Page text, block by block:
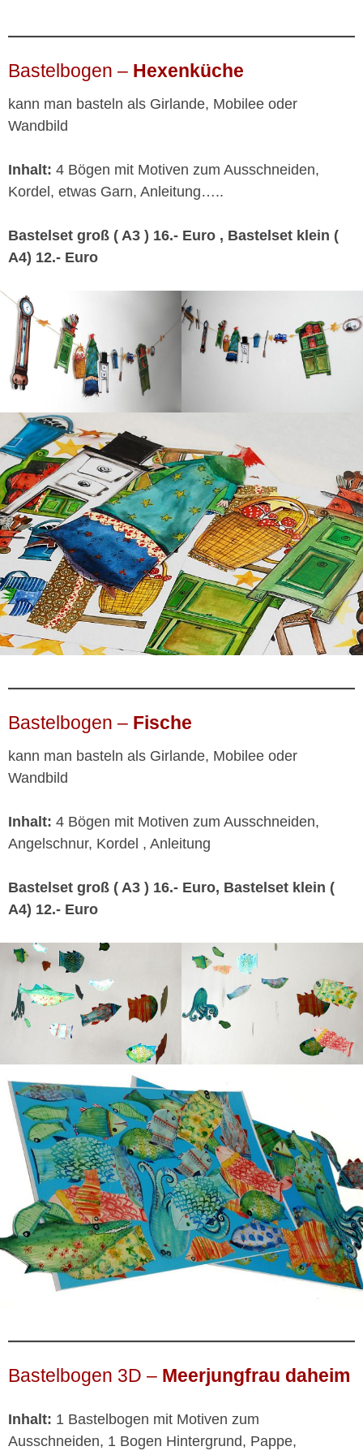
Bastelbogen – Hexenküche
kann man basteln als Girlande, Mobilee oder
Wandbild
Inhalt: 4 Bögen mit Motiven zum Ausschneiden,
Kordel, etwas Garn, Anleitung…..
Bastelset groß ( A3 ) 16.- Euro , Bastelset klein (
A4) 12.- Euro
Bastelbogen – Fische
kann man basteln als Girlande, Mobilee oder
Wandbild
Inhalt: 4 Bögen mit Motiven zum Ausschneiden,
Angelschnur, Kordel , Anleitung
Bastelset groß ( A3 ) 16.- Euro, Bastelset klein (
A4) 12.- Euro
Bastelbogen 3D – Meerjungfrau daheim
Inhalt: 1 Bastelbogen mit Motiven zum
Ausschneiden, 1 Bogen Hintergrund, Pappe,